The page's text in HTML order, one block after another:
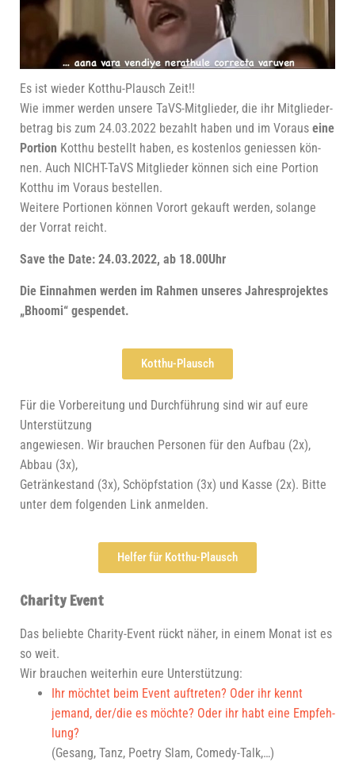
Es ist wie­der Kott­hu-Plausch Zeit!!
Wie immer wer­den unse­re TaVS-Mit­glie­der, die ihr Mit­glie­der­
be­trag bis zum 24.03.2022 bezahlt haben und im Vor­aus eine
Por­ti­on Kott­hu bestellt haben, es kos­ten­los genies­sen kön­
nen. Auch NICHT-TaVS Mit­glie­der kön­nen sich eine Por­ti­on
Kott­hu im Vor­aus bestel­len.
Wei­te­re Por­tio­nen kön­nen Vor­ort gekauft wer­den, solan­ge
der Vor­rat reicht.
Save the Date: 24.03.2022, ab 18.00Uhr
Die Ein­nah­men wer­den im Rah­men unse­res Jah­res­pro­jek­tes
„Bhoo­mi“ gespendet.
Kott­hu-Plausch
Für die Vor­be­rei­tung und Durch­füh­rung sind wir auf eure
Unter­stüt­zung
ange­wie­sen. Wir brau­chen Per­so­nen für den Auf­bau (2x),
Abbau (3x),
Geträn­ke­stand (3x), Schöpf­sta­ti­on (3x) und Kas­se (2x). Bit­te
unter dem fol­gen­den Link anmelden.
Hel­fer für Kotthu-Plausch
Charity Event
Das belieb­te Cha­ri­ty-Event rückt näher, in einem Monat ist es
so weit.
Wir brau­chen wei­ter­hin eure Unterstützung:
Ihr möch­tet beim Event auf­tre­ten? Oder ihr kennt
jemand, der/die es möch­te? Oder ihr habt eine Emp­feh­
lung?
(Gesang, Tanz, Poet­ry Slam, Comedy-Talk,…)